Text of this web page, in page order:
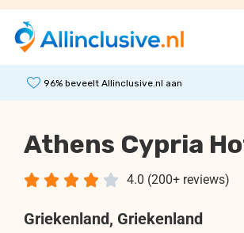
96% beveelt Allinclusive.nl aan
Athens Cypria
4.0 (200+ reviews)
    
Griekenland, Griekenland